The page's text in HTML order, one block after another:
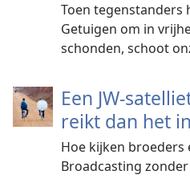
Toen tegenstanders
Getuigen om in
schonden, schoot
Een JW-
reikt dan het
Hoe kijken broeders
Broadcasting